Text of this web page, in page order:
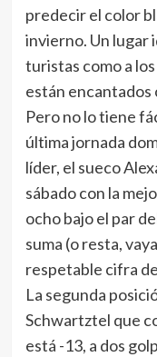
predecir el color
invierno. Un lugar
turistas como a
están
Pero no lo tiene
última jornada
líder, el sueco
sábado con la
ocho bajo el par
suma (o resta,
respetable cifra
La segunda
Schwartztel que
está -13, a dos